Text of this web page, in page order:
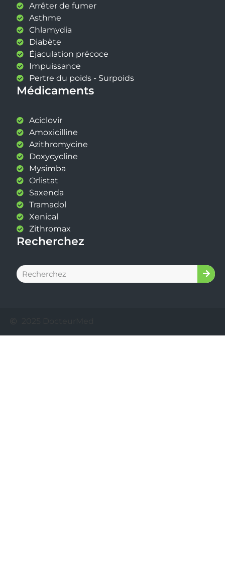
Arrêter de fumer
Asthme
Chlamydia
Diabète
Éjaculation précoce
Impuissance
Pertre du poids - Surpoids
Médicaments
Aciclovir
Amoxicilline
Azithromycine
Doxycycline
Mysimba
Orlistat
Saxenda
Tramadol
Xenical
Zithromax
Recherchez